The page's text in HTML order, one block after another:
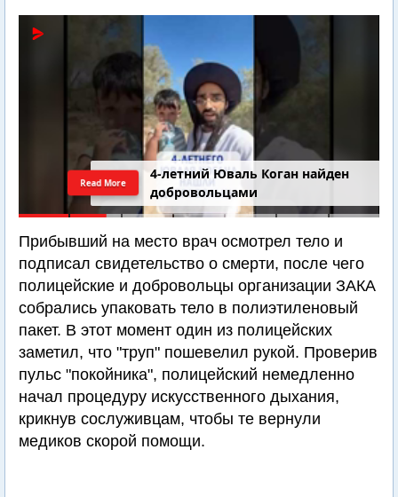
4-летний Юваль Коган найден
добровольцами
Read More
Прибывший на место врач осмотрел тело и
подписал свидетельство о смерти, после чего
полицейские и добровольцы организации ЗАКА
собрались упаковать тело в полиэтиленовый
пакет. В этот момент один из полицейских
заметил, что "труп" пошевелил рукой. Проверив
пульс "покойника", полицейский немедленно
начал процедуру искусственного дыхания,
крикнув сослуживцам, чтобы те вернули
медиков скорой помощи.